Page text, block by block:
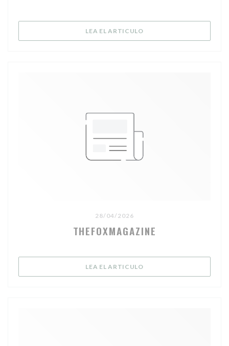
LEA EL ARTICULO((ABRE EN UNA NUEVA
28/04/2026
THEFOXMAGAZINE
LEA EL ARTICULO((ABRE EN UNA NUEVA